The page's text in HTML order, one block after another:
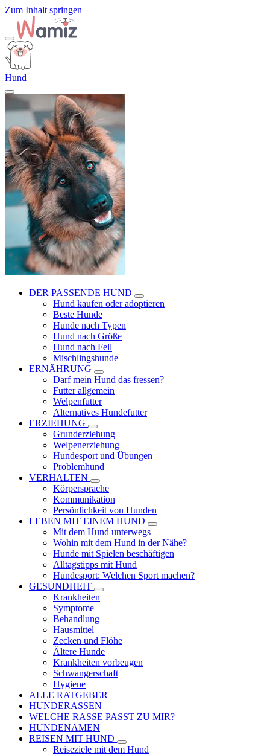
Zum Inhalt springen
Hund
DER PASSENDE HUND
Hund kaufen oder adoptieren
Beste Hunde
Hunde nach Typen
Hund nach Größe
Hund nach Fell
Mischlingshunde
ERNÄHRUNG
Darf mein Hund das fressen?
Futter allgemein
Welpenfutter
Alternatives Hundefutter
ERZIEHUNG
Grunderziehung
Welpenerziehung
Hundesport und Übungen
Problemhund
VERHALTEN
Körpersprache
Kommunikation
Persönlichkeit von Hunden
LEBEN MIT EINEM HUND
Mit dem Hund unterwegs
Wohin mit dem Hund in der Nähe?
Hunde mit Spielen beschäftigen
Alltagstipps mit Hund
Hundesport: Welchen Sport machen?
GESUNDHEIT
Krankheiten
Symptome
Behandlung
Hausmittel
Zecken und Flöhe
Ältere Hunde
Krankheiten vorbeugen
Schwangerschaft
Hygiene
ALLE RATGEBER
HUNDERASSEN
WELCHE RASSE PASST ZU MIR?
HUNDENAMEN
REISEN MIT HUND
Reiseziele mit dem Hund